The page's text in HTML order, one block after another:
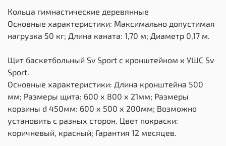
Кольца гимнастические деревянные
Основные характеристики: Максимально допустимая
нагрузка 50 кг; Длина каната: 1,70 м; Диаметр 0,17 м.
Щит баскетбольный Sv Sport c кронштейном к УШС Sv
Sport.
Основные характеристики: Длина кронштейна 500
мм; Размеры щита: 600 х 800 х 21мм; Размеры
корзины d 450мм: 600 х 500 х 200мм; Возможно
установить с разных сторон. Цвет покраски:
коричневый, красный; Гарантия 12 месяцев.